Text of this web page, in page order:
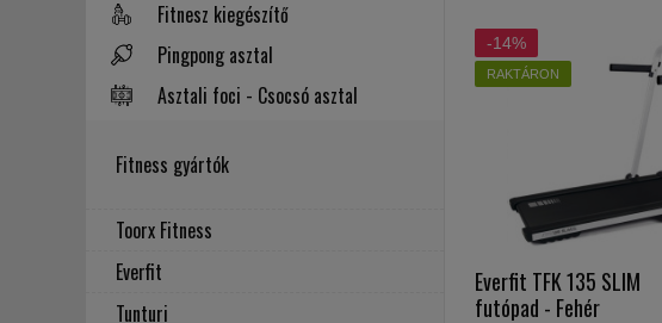
-14%
RAKTÁRON
Everfit TFK 135 SLIM
futópad - Fehér
Fitness gyártók
Toorx Fitness
Everfit
Tunturi
Fitnesz kiegészítő
Pingpong asztal
Asztali foci - Csocsó asztal